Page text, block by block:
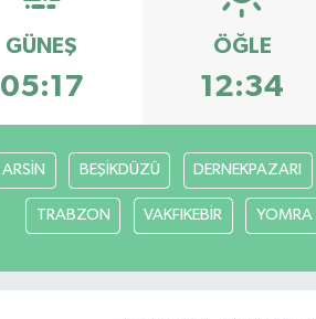
GÜNEŞ
05:17
ÖĞLE
12:34
ARSİN BEŞİKDÜZÜ DERNEKPAZARI
TRABZON VAKFIKEBİR YOMRA